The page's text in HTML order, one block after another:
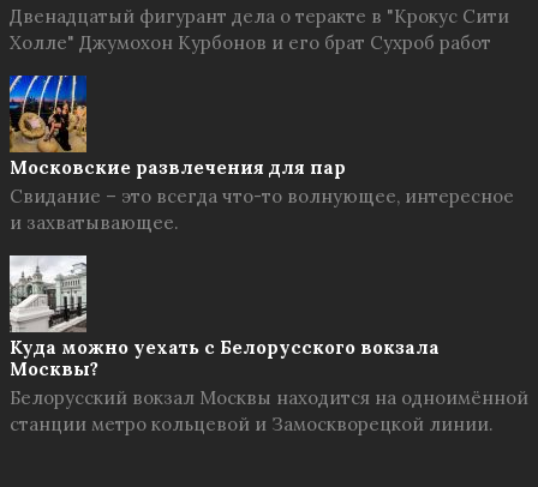
Двенадцатый фигурант дела о теракте в "Крокус Сити
Холле" Джумохон Курбонов и его брат Сухроб работ
Московские развлечения для пар
Свидание – это всегда что-то волнующее, интересное
и захватывающее.
Куда можно уехать с Белорусского вокзала
Москвы?
Белорусский вокзал Москвы находится на одноимённой
станции метро кольцевой и Замоскворецкой линии.